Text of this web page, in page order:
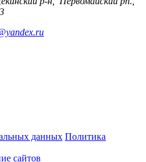
данных Политика
сайтов